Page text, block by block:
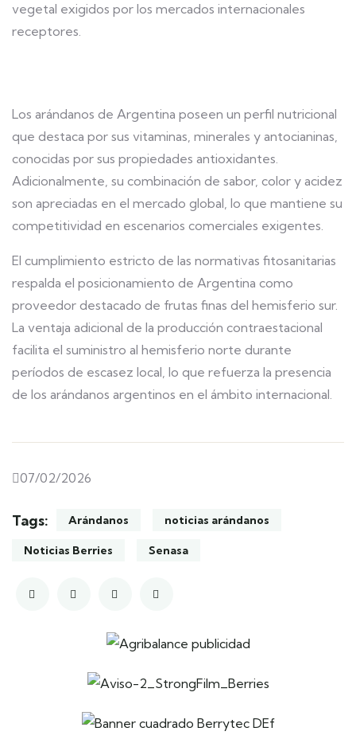
vegetal exigidos por los mercados internacionales
receptores.
Los arándanos de Argentina poseen un perfil nutricional
que destaca por sus vitaminas, minerales y antocianinas,
conocidas por sus propiedades antioxidantes.
Adicionalmente, su combinación de sabor, color y acidez
son apreciadas en el mercado global, lo que mantiene su
competitividad en escenarios comerciales exigentes.
El cumplimiento estricto de las normativas fitosanitarias
respalda el posicionamiento de Argentina como
proveedor destacado de frutas finas del hemisferio sur.
La ventaja adicional de la producción contraestacional
facilita el suministro al hemisferio norte durante
períodos de escasez local, lo que refuerza la presencia
de los arándanos argentinos en el ámbito internacional.
07/02/2026
Tags: Arándanos noticias arándanos
Noticias Berries Senasa